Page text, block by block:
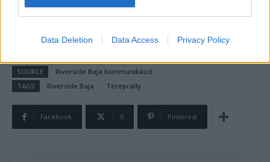
Data Deletion Data Access Privacy Policy
SOURCE
Riverside Baja kommunikáció
TAGS
Riverside Baja Tereprally
Facebook X Pinterest